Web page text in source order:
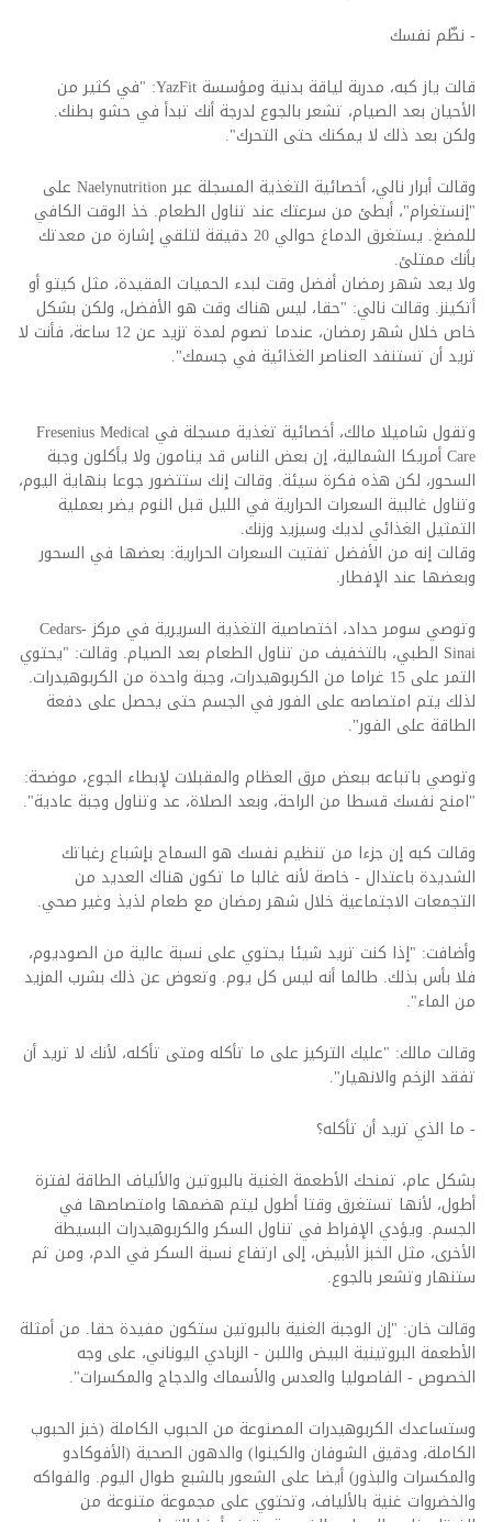
- نظّم نفسك
قالت ياز كبه، مدربة لياقة بدنية ومؤسسة YazFit: "في كثير من
الأحيان بعد الصيام، تشعر بالجوع لدرجة أنك تبدأ في حشو بطنك.
ولكن بعد ذلك لا يمكنك حتى التحرك".
وقالت أبرار نالي، أخصائية التغذية المسجلة عبر Naelynutrition على
"إنستغرام"، أبطئ من سرعتك عند تناول الطعام. خذ الوقت الكافي
للمضغ. يستغرق الدماغ حوالي 20 دقيقة لتلقي إشارة من معدتك
بأنك ممتلئ.
ولا يعد شهر رمضان أفضل وقت لبدء الحميات المقيدة، مثل كيتو أو
أتكينز. وقالت نالي: "حقا، ليس هناك وقت هو الأفضل، ولكن بشكل
خاص خلال شهر رمضان، عندما تصوم لمدة تزيد عن 12 ساعة، فأنت لا
تريد أن تستنفد العناصر الغذائية في جسمك".
وتقول شاميلا مالك، أخصائية تغذية مسجلة في Fresenius Medical
Care أمريكا الشمالية، إن بعض الناس قد ينامون ولا يأكلون وجبة
السحور، لكن هذه فكرة سيئة. وقالت إنك ستتضور جوعا بنهاية اليوم،
وتناول غالبية السعرات الحرارية في الليل قبل النوم يضر بعملية
التمثيل الغذائي لديك وسيزيد وزنك.
وقالت إنه من الأفضل تفتيت السعرات الحرارية: بعضها في السحور
وبعضها عند الإفطار.
وتوصي سومر حداد، اختصاصية التغذية السريرية في مركز Cedars-
Sinai الطبي، بالتخفيف من تناول الطعام بعد الصيام. وقالت: "يحتوي
التمر على 15 غراما من الكربوهيدرات، وجبة واحدة من الكربوهيدرات.
لذلك يتم امتصاصه على الفور في الجسم حتى يحصل على دفعة
الطاقة على الفور".
وتوصي باتباعه ببعض مرق العظام والمقبلات لإبطاء الجوع، موضحة:
"امنح نفسك قسطا من الراحة، وبعد الصلاة، عد وتناول وجبة عادية".
وقالت كبه إن جزءا من تنظيم نفسك هو السماح بإشباع رغباتك
الشديدة باعتدال - خاصة لأنه غالبا ما تكون هناك العديد من
التجمعات الاجتماعية خلال شهر رمضان مع طعام لذيذ وغير صحي.
وأضافت: "إذا كنت تريد شيئا يحتوي على نسبة عالية من الصوديوم،
فلا بأس بذلك. طالما أنه ليس كل يوم. وتعوض عن ذلك بشرب المزيد
من الماء".
وقالت مالك: "عليك التركيز على ما تأكله ومتى تأكله، لأنك لا تريد أن
تفقد الزخم والانهيار".
- ما الذي تريد أن تأكله؟
بشكل عام، تمنحك الأطعمة الغنية بالبروتين والألياف الطاقة لفترة
أطول، لأنها تستغرق وقتا أطول ليتم هضمها وامتصاصها في
الجسم. ويؤدي الإفراط في تناول السكر والكربوهيدرات البسيطة
الأخرى، مثل الخبز الأبيض، إلى ارتفاع نسبة السكر في الدم، ومن ثم
ستنهار وتشعر بالجوع.
وقالت خان: "إن الوجبة الغنية بالبروتين ستكون مفيدة حقا. من أمثلة
الأطعمة البروتينية البيض واللبن - الزبادي اليوناني، على وجه
الخصوص - الفاصوليا والعدس والأسماك والدجاج والمكسرات".
وستساعدك الكربوهيدرات المصنوعة من الحبوب الكاملة (خبز الحبوب
الكاملة، ودقيق الشوفان والكينوا) والدهون الصحية (الأفوكادو
والمكسرات والبذور) أيضا على الشعور بالشبع طوال اليوم. والفواكه
والخضروات غنية بالألياف، وتحتوي على مجموعة متنوعة من